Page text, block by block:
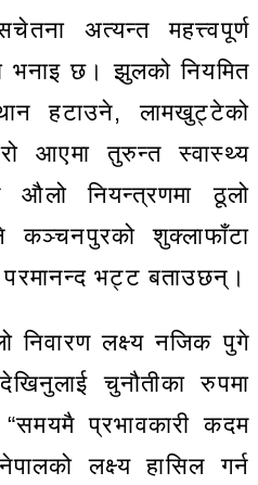
अत्यन्त महत्त्वपूर्ण
भनाइ छ। झुलको नियमित
हटाउने, लामखुट्टेको
आएमा तुरुन्त स्वास्थ्य
औलो नियन्त्रणमा ठूलो
कञ्चनपुरको शुक्लाफाँटा
भट्ट बताउछन्।
निवारण लक्ष्य नजिक पुगे
चुनौतीका रुपमा
प्रभावकारी कदम
लक्ष्य हासिल गर्न